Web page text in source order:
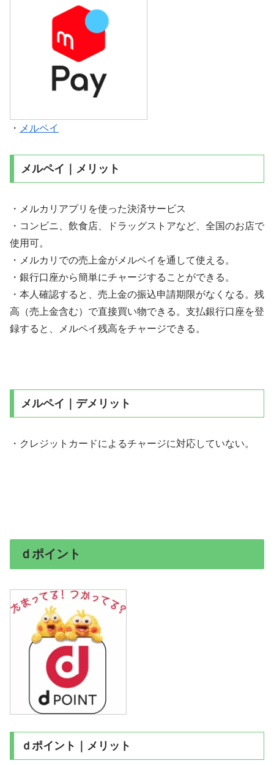
・ メルペイ
メルペイ｜メリット
・メルカリアプリを使った決済サービス
・コンビニ、飲食店、ドラッグストアなど、全国のお店で
使用可。
・メルカリでの売上金がメルペイを通して使える。
・銀行口座から簡単にチャージすることができる。
・本人確認すると、売上金の振込申請期限がなくなる。残
高（売上金含む）で直接買い物できる。支払銀行口座を登
録すると、メルペイ残高をチャージできる。
メルペイ｜デメリット
・クレジットカードによるチャージに対応していない。
ｄポイント
ｄポイント｜メリット